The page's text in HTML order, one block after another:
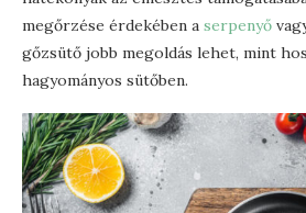
megőrzése érdekében a serpenyő
gőzsütő jobb megoldás lehet, mint
hagyományos sütőben.